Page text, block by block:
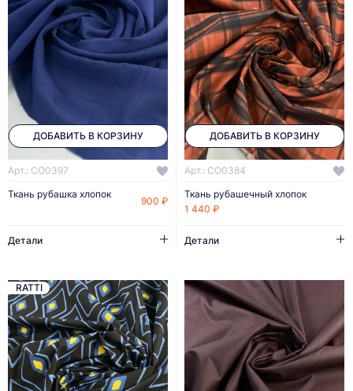
ДОБАВИТЬ В КОРЗИНУ
Арт.: CO0397
Ткань рубашка хлопок
900 ₽
Детали
ДОБАВИТЬ В КОРЗИНУ
Арт.: CO0384
Ткань рубашечный хлопок
1 440 ₽
Детали
RATTI